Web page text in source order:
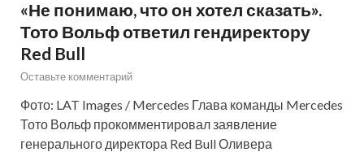
«Не понимаю, что он хотел сказать».
Тото Вольф ответил гендиректору
Red Bull
Оставьте комментарий
Фото: LAT Images / Mercedes Глава команды Mercedes
Тото Вольф прокомментировал заявление
генерального директора Red Bull Оливера